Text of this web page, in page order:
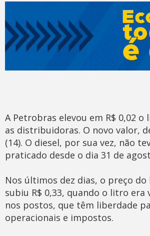
A Petrobras elevou em R$ 0,02
as distribuidoras. O novo valor,
(14). O diesel, por sua vez, não
praticado desde o dia 31 de
Nos últimos dez dias, o preço
subiu R$ 0,33, quando o litro era
nos postos, que têm liberdade
operacionais e impostos.